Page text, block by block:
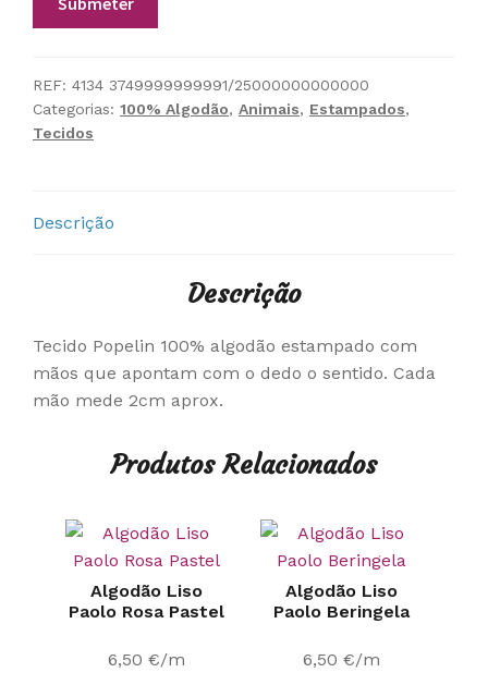
REF: 4134 3749999999991/25000000000000
Categorias: 100% Algodão, Animais, Estampados,
Tecidos
Descrição
Descrição
Tecido Popelin 100% algodão estampado com
mãos que apontam com o dedo o sentido. Cada
mão mede 2cm aprox.
Produtos Relacionados
Algodão Liso
Paolo Rosa Pastel
6,50 €/m
Algodão Liso
Paolo Beringela
6,50 €/m